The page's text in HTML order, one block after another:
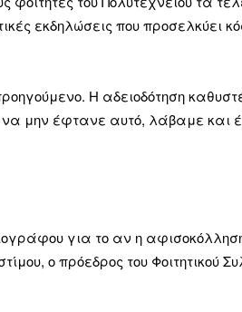
Μαχητική
εκδηλώσεις που προσελκύει
Η αδειοδότηση
μην έφτανε αυτό, λάβαμε και
για το αν η
ο πρόεδρος του Φοιτητικού